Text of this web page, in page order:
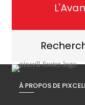
À PROPOS DE